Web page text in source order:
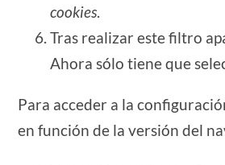
cookies.
Tras realizar este filtro
Ahora sólo tiene que
Para acceder a la
en función de la versión del